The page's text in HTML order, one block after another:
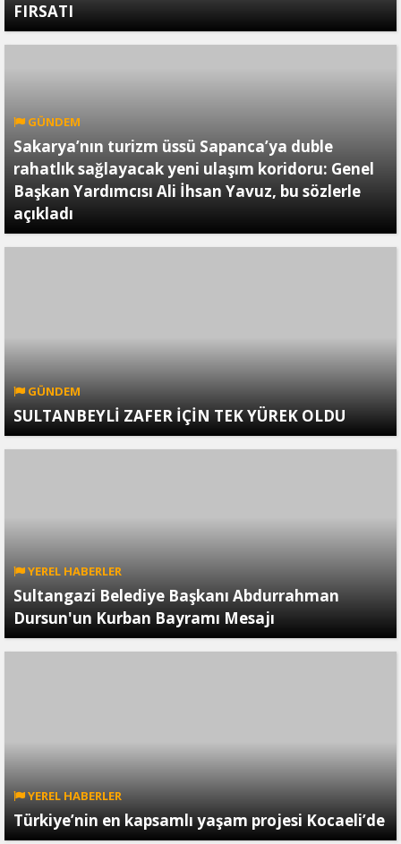
FIRSATI
GÜNDEM
Sakarya’nın turizm üssü Sapanca’ya duble
rahatlık sağlayacak yeni ulaşım koridoru: Genel
Başkan Yardımcısı Ali İhsan Yavuz, bu sözlerle
açıkladı
GÜNDEM
SULTANBEYLİ ZAFER İÇİN TEK YÜREK OLDU
YEREL HABERLER
Sultangazi Belediye Başkanı Abdurrahman
Dursun'un Kurban Bayramı Mesajı
YEREL HABERLER
Türkiye’nin en kapsamlı yaşam projesi Kocaeli’de